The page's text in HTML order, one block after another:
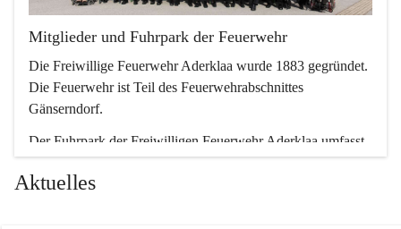
Mitglieder und Fuhrpark der Feuerwehr
Die Freiwillige Feuerwehr Aderklaa wurde 1883 gegründet.
Die Feuerwehr ist Teil des Feuerwehrabschnittes
Gänserndorf.
Der Fuhrpark der Freiwilligen Feuerwehr Aderklaa umfasst
ein RLFA-2000 der Marke Mercedes Artego und ein MTFA
der Marke Mercedes Sprinter. Weiters haben wir noch einen
Aktuelles